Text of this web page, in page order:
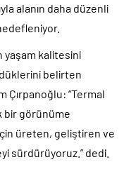
alanın daha düzenli
yaşam kalitesini
belirten
Çırpanoğlu: “Termal
bir görünüme
üreten, geliştiren ve
sürdürüyoruz.” dedi.